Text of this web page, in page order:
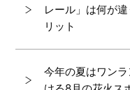
レール」は何が
リット
今年の夏はワン